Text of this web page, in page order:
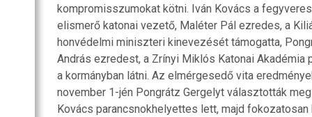
kompromisszumokat kötni. Iván Kovács a
elismerő katonai vezető, Maléter Pál ezredes, a
honvédelmi miniszteri kinevezését támogatta,
András ezredest, a Zrínyi Miklós Katonai Akadémia
a kormányban látni. Az elmérgesedő vita
november 1-jén Pongrátz Gergelyt választották
Kovács parancsnokhelyettes lett, majd